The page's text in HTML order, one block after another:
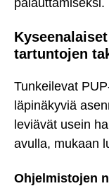
palauttamiseksi.
tartuntojen
Tunkeilevat
läpinäkyviä
leviävät usein
avulla, mukaan
Ohjelmistojen